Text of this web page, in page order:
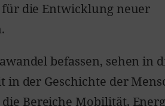
für die Entwicklung neuer
befassen, sehen in
in der Geschichte der
Bereiche Mobilität,